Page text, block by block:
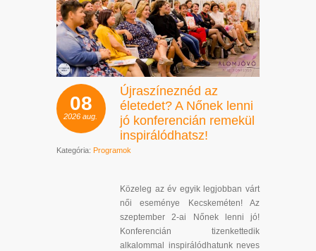
08
2026 aug.
Újraszíneznéd az
életedet? A Nőnek lenni
jó konferencián remekül
inspirálódhatsz!
Kategória: Programok
Közeleg az év egyik legjobban várt
női eseménye Kecskeméten! Az
szeptember 2-ai Nőnek lenni jó!
Konferencián tizenkettedik
alkalommal inspirálódhatunk neves